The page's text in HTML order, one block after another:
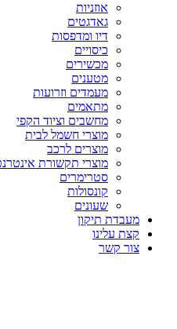
אוזניות
גאדגטים
דיו ומדפסות
כיסויים
מכשירים
מטענים
מעמדים וזרועות
מתאמים
מחשבים וציוד הקפי
מוצרי חשמל לבית
מוצרים לרכב
מוצרי תקשורת אינטרנט
סטרימרים
קונסולות
שעונים
מעבדת תיקון
קצת עלינו
צור קשר